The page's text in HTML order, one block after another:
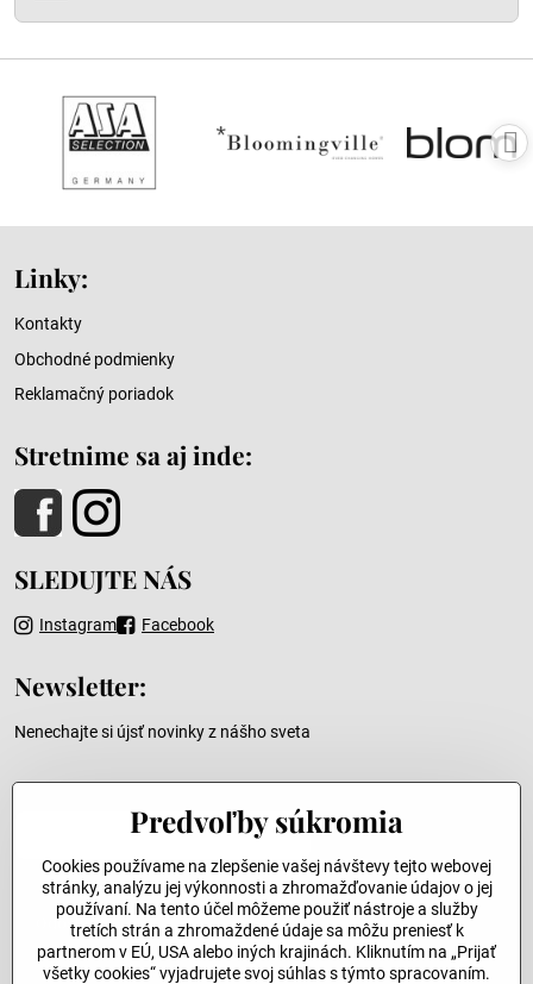
Linky:
Kontakty
Obchodné podmienky
Reklamačný poriadok
Stretnime sa aj inde:
SLEDUJTE NÁS
Instagram Facebook
Newsletter:
Nenechajte si újsť novinky z nášho sveta
Odoslať
Predvoľby súkromia
Cookies používame na zlepšenie vašej návštevy tejto webovej
stránky, analýzu jej výkonnosti a zhromažďovanie údajov o jej
používaní. Na tento účel môžeme použiť nástroje a služby
tretích strán a zhromaždené údaje sa môžu preniesť k
partnerom v EÚ, USA alebo iných krajinách. Kliknutím na „Prijať
všetky cookies“ vyjadrujete svoj súhlas s týmto spracovaním.